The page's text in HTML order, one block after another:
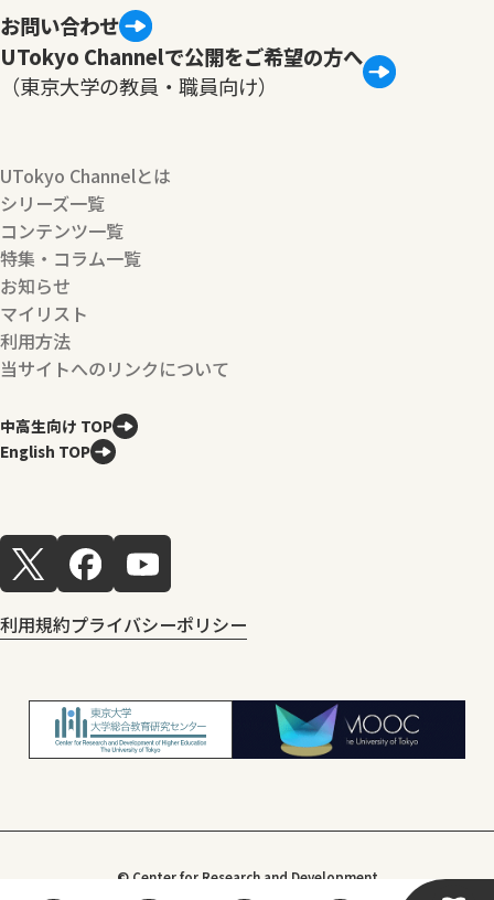
お問い合わせ
UTokyo Channelで公開をご希望の方へ
（東京大学の教員・職員向け）
UTokyo Channelとは
シリーズ一覧
コンテンツ一覧
特集・コラム一覧
お知らせ
マイリスト
利用方法
当サイトへのリンクについて
中高生向け TOP
English TOP
利用規約プライバシーポリシー
© Center for Research and Development